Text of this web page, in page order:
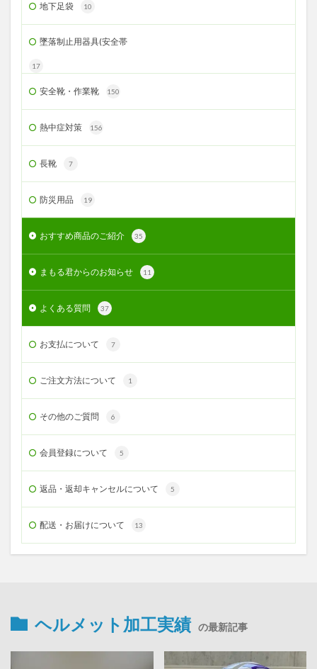
地下足袋 10
墜落制止用器具(安全帯
17
安全靴・作業靴 150
熱中症対策 156
長靴 7
防災用品 19
おすすめ商品のご紹介 35
まもる君からのお知らせ 11
よくある質問 37
お支払について 7
ご注文方法について 1
その他のご質問 6
会員登録について 5
返品・返却キャンセルについて 5
配送・お届けについて 13
ヘルメット加工実績 の最新記事